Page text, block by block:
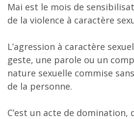
Mai est le mois de
de la violence à caractère
L’agression à caractère
geste, une parole ou un
nature sexuelle commise
de la personne.
C’est un acte de domination,